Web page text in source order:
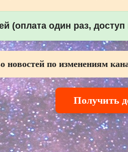
(оплата один раз,
новостей по изменениям
Получить